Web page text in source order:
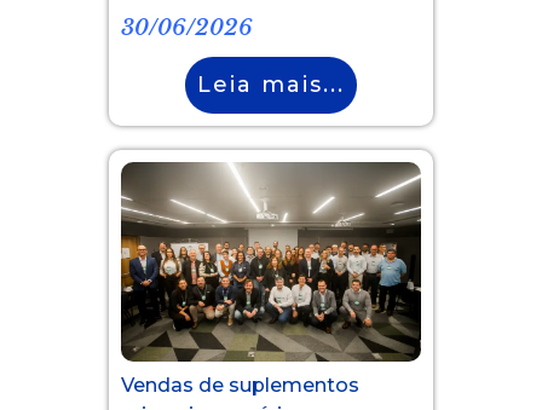
30/06/2026
Leia mais...
Vendas de suplementos